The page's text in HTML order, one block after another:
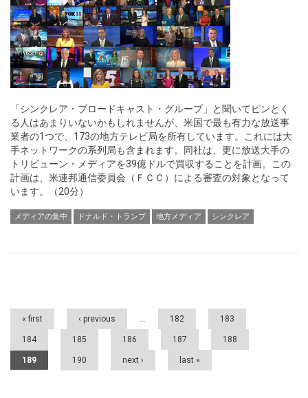
「シンクレア・ブロードキャスト・グループ」と聞いてピンとく
る人はあまりいないかもしれませんが、米国で最も有力な放送事
業者の1つで、173の地方テレビ局を所有しています。これには大
手ネットワークの系列局も含まれます。同社は、更に放送大手の
トリビューン・メディアを39億ドルで買収することを計画。この
計画は、米連邦通信委員会（ＦＣＣ）による審査の対象となって
います。（20分）
メディアの集中 ドナルド・トランプ 地方メディア シンクレア
Pages
« first ‹ previous … 182 183
184 185 186 187 188
189 190 next › last »